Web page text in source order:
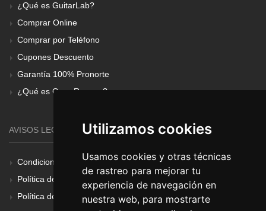
Utilizamos cookies
Usamos cookies y otras técnicas
de rastreo para mejorar tu
experiencia de navegación en
nuestra web, para mostrarte
¿Qué es GuitarLab?
Comprar Online
Comprar por Teléfono
Cupones Descuento
Garantía 100% Pronorte
¿Qué es Gear Renove?
AVISOS LEGALES
Condiciones Generales
Política de Cookies
Política de Privacidad